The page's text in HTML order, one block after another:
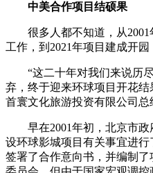
中美合作项目结硕果
很多人都不知道，从2001
工作，到2021年项目建成开园
“这二十年对我们来说历尽
弃，终于迎来环球项目开花
首寰文化旅游投资有限公司总
早在2001年初，北京市政
设环球影城项目有关事宜进
签署了合作意向书，并编制